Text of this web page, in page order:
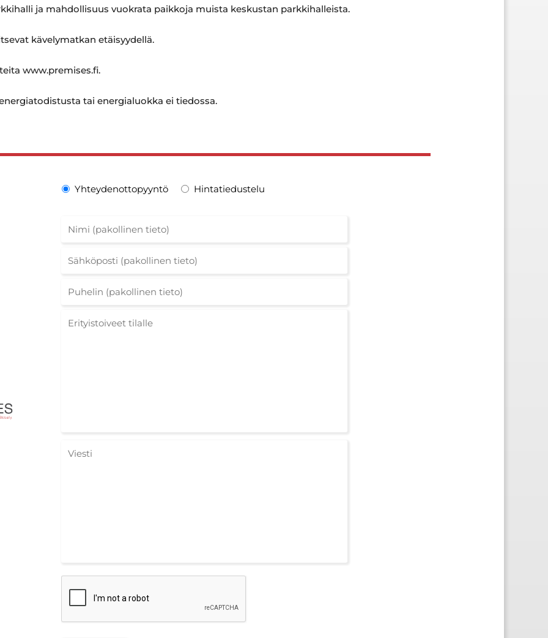
ja mahdollisuus vuokrata paikkoja muista keskustan parkkihalleista.
kävelymatkan etäisyydellä.
www.premises.fi.
tai energialuokka ei tiedossa.
Yhteydenottopyyntö Hintatiedustelu